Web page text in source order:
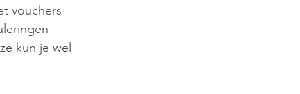
vouchers
kun je wel